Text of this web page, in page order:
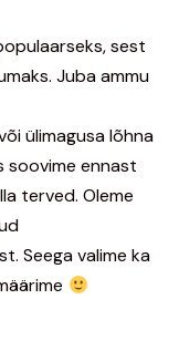
sest
Juba ammu
ülimagusa lõhna
soovime ennast
terved. Oleme
Seega valime ka